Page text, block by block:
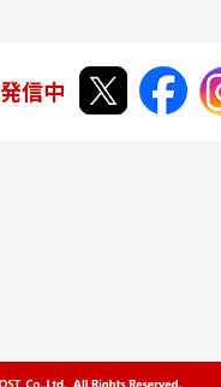
信中